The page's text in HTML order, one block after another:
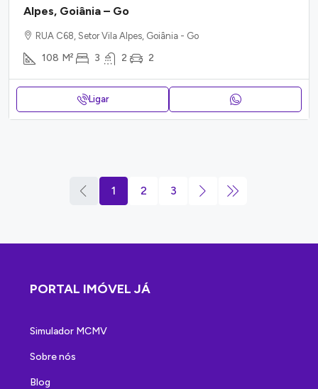
Alpes, Goiânia – Go
RUA C68, Setor Vila Alpes, Goiânia - Go
108 M² 3 2 2
Ligar
1 2 3
PORTAL IMÓVEL JÁ
Simulador MCMV
Sobre nós
Blog